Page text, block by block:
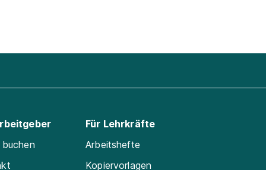
Für Lehrkräfte
Arbeitshefte
Kopiervorlagen